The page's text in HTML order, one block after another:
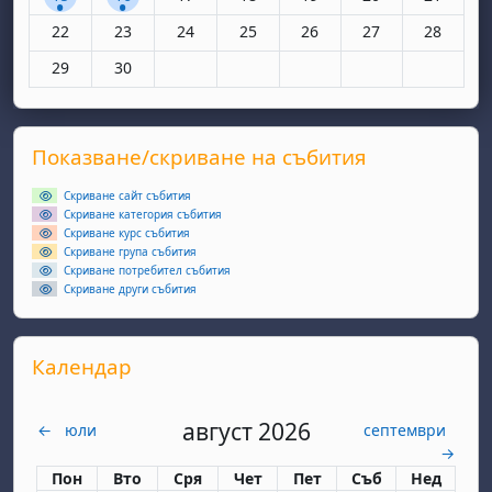
Няма събития, понеделник, 22 юни
22 Няма събития, вторник, 23 юни
23 Няма събития, сряда, 24 юни
24 Няма събития, четвъртък, 25 юни
25 Няма събития, петък, 26
26 Няма събития,
27 Няма
28
Няма събития, понеделник, 29 юни
29 Няма събития, вторник, 30 юни
30
Supplementary blocks
Прескочи Показване/скриване на събития
Показване/скриване на събития
Скриване сайт събития
Скриване категория събития
Скриване курс събития
Скриване група събития
Скриване потребител събития
Скриване други събития
Прескочи Календар
Календар
← юли август 2026
септември
→
Понеделник
Пон вторник
Вто сряда
Сря четвъртък
Чет петък
Пет събота
Съб неделя
Нед